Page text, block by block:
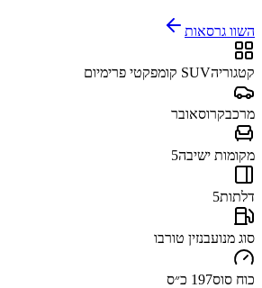
השוו גרסאות
קטגוריהSUV קומפקטי פרימיום
מרכבקרוסאובר
מקומות ישיבה5
דלתות5
סוג מנועבנזין טורבו
כוח סוס197 כ״ס